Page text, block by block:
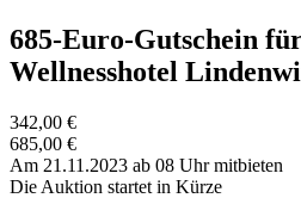
685-Euro-Gutschein
Wellnesshotel
342,00 €
685,00 €
Am 21.11.2023 ab 08 Uhr mitbieten
Die Auktion startet in Kürze